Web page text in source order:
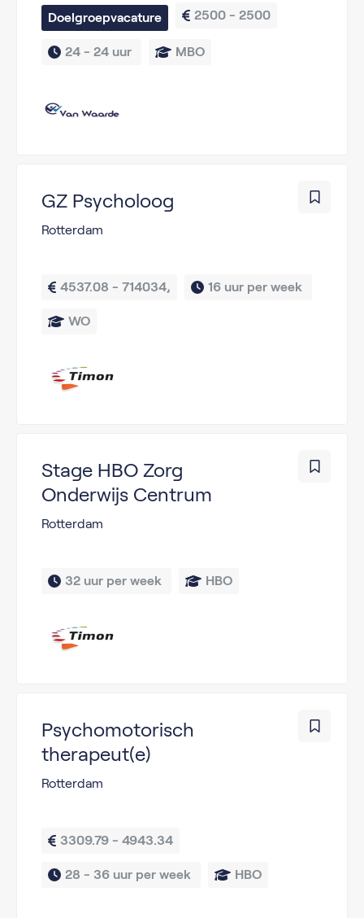
Doelgroepvacature 2500 - 2500
24 - 24 uur MBO
GZ Psycholoog
Rotterdam
4537.08 - 714034, 16 uur per week
WO
Stage HBO Zorg
Onderwijs Centrum
Rotterdam
32 uur per week HBO
Psychomotorisch
therapeut(e)
Rotterdam
3309.79 - 4943.34
28 - 36 uur per week HBO